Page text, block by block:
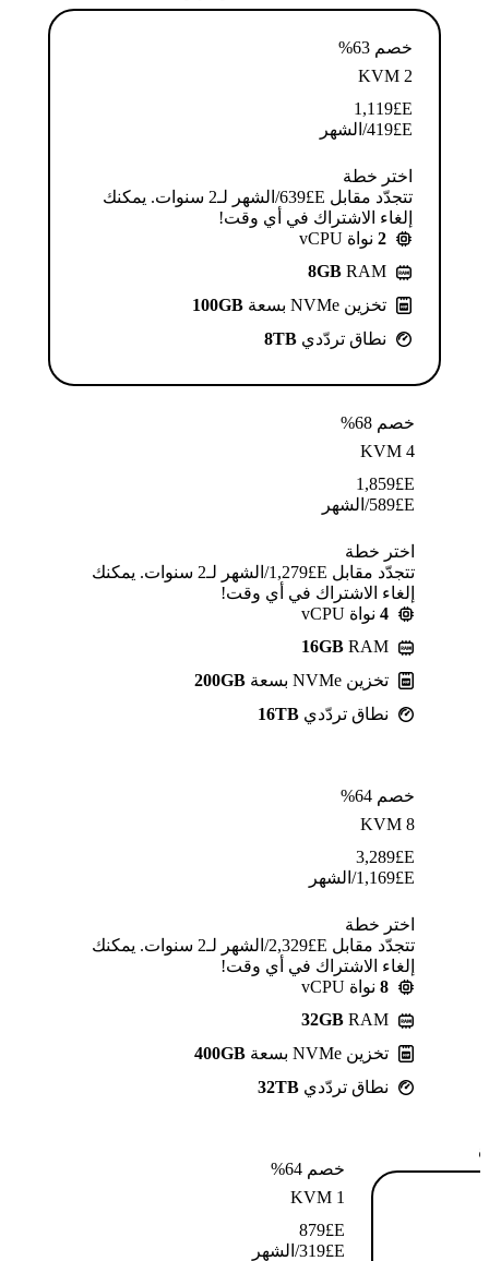
خصم 63%
KVM 2
E£
1,119
E£
419/الشهر
اختر خطة
تتجدّد مقابل E£⁦639⁩/الشهر لـ2 سنوات. يمكنك
إلغاء الاشتراك في أي وقت!
2 نواة vCPU
8GB RAM
تخزين NVMe بسعة
100GB
نطاق تردّدي 8TB
خصم 68%
KVM 4
E£
1,859
E£
589/الشهر
اختر خطة
تتجدّد مقابل E£⁦1,279⁩/الشهر لـ2 سنوات. يمكنك
إلغاء الاشتراك في أي وقت!
4 نواة vCPU
16GB RAM
تخزين NVMe بسعة
200GB
نطاق تردّدي 16TB
خصم 64%
KVM 8
E£
3,289
E£
1,169/الشهر
اختر خطة
تتجدّد مقابل E£⁦2,329⁩/الشهر لـ2 سنوات. يمكنك
إلغاء الاشتراك في أي وقت!
8 نواة vCPU
32GB RAM
تخزين NVMe بسعة
400GB
نطاق تردّدي 32TB
خصم 64%
KVM 1
E£
879
E£
319/الشهر